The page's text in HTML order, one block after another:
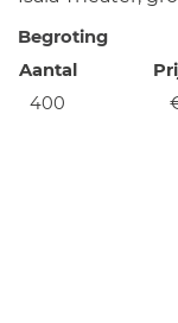
Begroting
Aantal
400